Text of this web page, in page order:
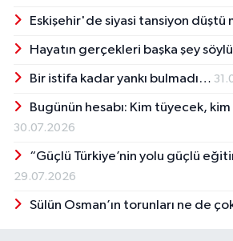
Eskişehir'de siyasi tansiyon düştü
Hayatın gerçekleri başka şey
Bir istifa kadar yankı bulmadı…
Bugünün hesabı: Kim tüyecek,
30.07.2026
“Güçlü Türkiye’nin yolu güçlü
29.07.2026
Sülün Osman’ın torunları ne de